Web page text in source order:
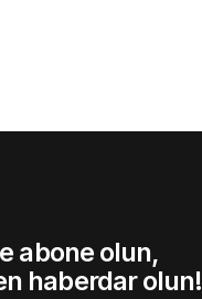
abone olun,
haberdar olun!